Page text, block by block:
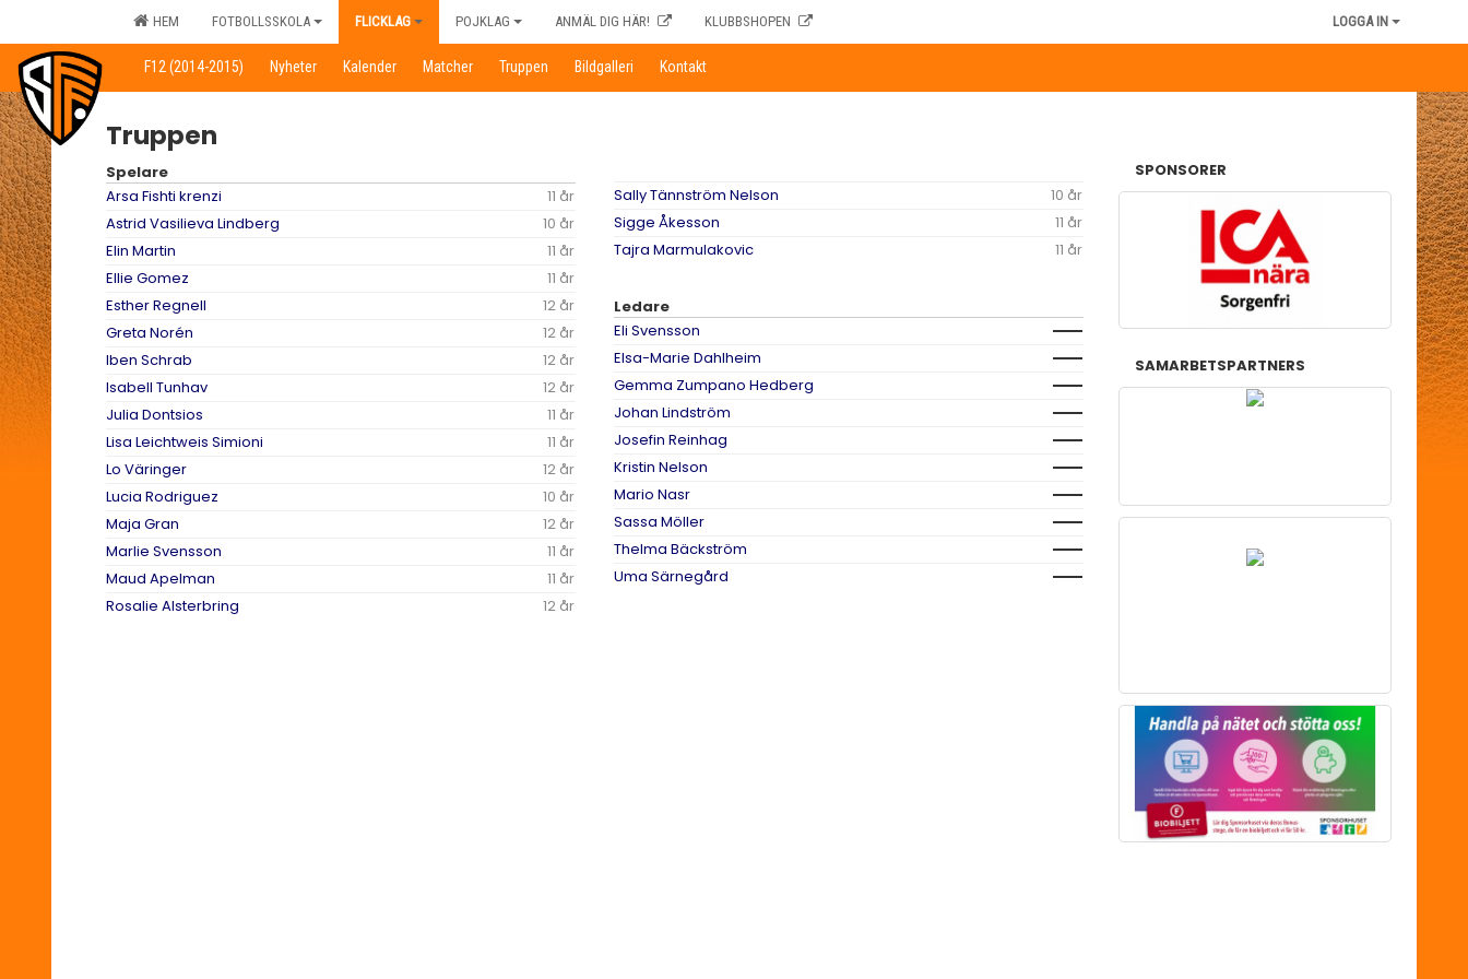
HEM FOTBOLLSSKOLA FLICKLAG POJKLAG ANMÄL DIG HÄR! KLUBBSHOPEN LOGGA IN
F12 (2014-2015) Nyheter Kalender Matcher Truppen Bildgalleri Kontakt
Truppen
Spelare
Arsa Fishti krenzi
11 år
Astrid Vasilieva Lindberg
10 år
Elin Martin
11 år
Ellie Gomez
11 år
Esther Regnell
12 år
Greta Norén
12 år
Iben Schrab
12 år
Isabell Tunhav
12 år
Julia Dontsios
11 år
Lisa Leichtweis Simioni
11 år
Lo Väringer
12 år
Lucia Rodriguez
10 år
Maja Gran
12 år
Marlie Svensson
11 år
Maud Apelman
11 år
Rosalie Alsterbring
12 år
Sally Tännström Nelson
10 år
Sigge Åkesson
11 år
Tajra Marmulakovic
11 år
Ledare
Eli Svensson
Elsa-Marie Dahlheim
Gemma Zumpano Hedberg
Johan Lindström
Josefin Reinhag
Kristin Nelson
Mario Nasr
Sassa Möller
Thelma Bäckström
Uma Särnegård
SPONSORER
SAMARBETSPARTNERS